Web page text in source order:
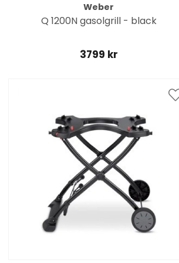
Weber
Q 1200N gasolgrill - black
3799 kr